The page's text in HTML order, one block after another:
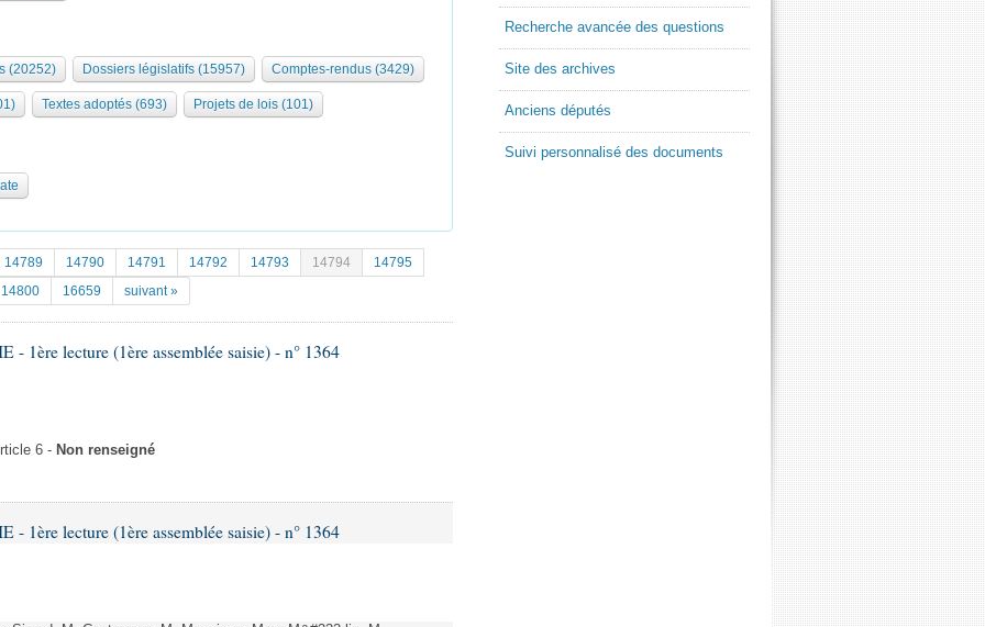
(20252) Dossiers législatifs (15957) Comptes-rendus (3429)
Textes adoptés (693) Projets de lois (101)
14789 14790 14791 14792 14793 14794
14795
14800
16659 suivant »
1ère lecture (1ère assemblée saisie) - n° 1364
6 - Non renseigné
1ère lecture (1ère assemblée saisie) - n° 1364
Recherche avancée des questions
Site des archives
Anciens députés
Suivi personnalisé des documents